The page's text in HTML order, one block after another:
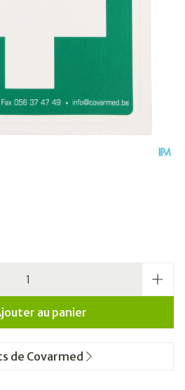
au panier
de Covarmed